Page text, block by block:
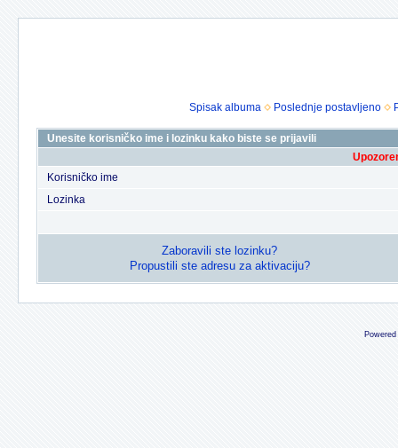
Spisak albuma Poslednje postavljeno
Unesite korisničko ime i lozinku kako biste se prijavili
Korisničko ime
Lozinka
Zaboravili ste lozinku?
Propustili ste adresu za aktivaciju?